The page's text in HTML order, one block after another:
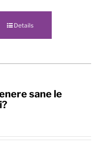
Details
sane le